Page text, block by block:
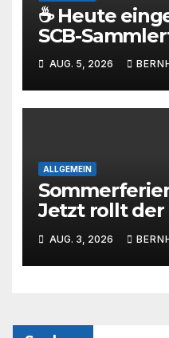
☕ Heute
SCB-
AUG. 5, 2026
ALLGEMEIN
Jetzt rollt der
beim SC
AUG. 3, 2026